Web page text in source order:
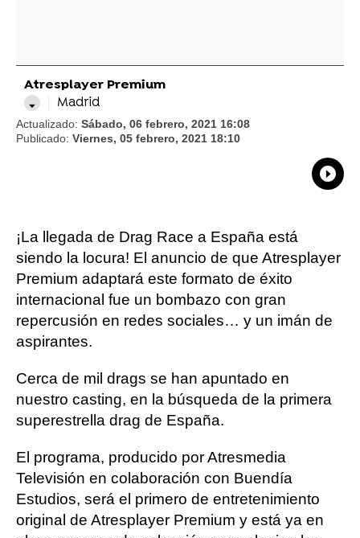
Atresplayer Premium
Madrid
Actualizado: Sábado, 06 febrero, 2021 16:08
Publicado: Viernes, 05 febrero, 2021 18:10
¡La llegada de Drag Race a España está
siendo la locura! El anuncio de que Atresplayer
Premium adaptará este formato de éxito
internacional fue un bombazo con gran
repercusión en redes sociales… y un imán de
aspirantes.
Cerca de mil drags se han apuntado en
nuestro casting, en la búsqueda de la primera
superestrella drag de España.
El programa, producido por Atresmedia
Televisión en colaboración con Buendía
Estudios, será el primero de entretenimiento
original de Atresplayer Premium y está ya en